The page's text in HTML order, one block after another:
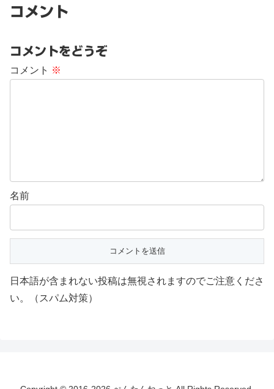
コメント
コメントをどうぞ
コメント ※
名前
日本語が含まれない投稿は無視されますのでご注意くださ
い。（スパム対策）